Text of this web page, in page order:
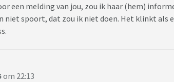
een melding van jou, zou ik haar (hem)
niet spoort, dat zou ik niet doen. Het klinkt als
om 22:13